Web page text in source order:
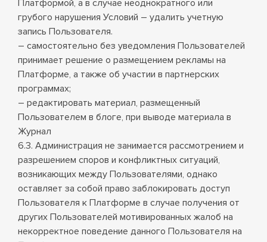
Платформой, а в случае неоднократного или
грубого нарушения Условий – удалить учетную
запись Пользователя.
– самостоятельно без уведомления Пользователей
принимает решение о размещением рекламы на
Платформе, а также об участии в партнерских
программах;
– редактировать материал, размещенный
Пользователем в блоге, при выводе материала в
Журнал
6.3. Администрация не занимается рассмотрением и
разрешением споров и конфликтных ситуаций,
возникающих между Пользователями, однако
оставляет за собой право заблокировать доступ
Пользователя к Платформе в случае получения от
других Пользователей мотивированных жалоб на
некорректное поведение данного Пользователя на